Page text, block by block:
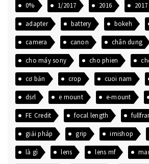
0% 1/2017 2016 2017
adapter battery bokeh
camera canon chân dung
cho máy sony cho phien
cơ bản crop cuoi nam
dsrl e mount e-mount
FE Credit focal length
giải pháp grip imishop
là gì lens lens mf